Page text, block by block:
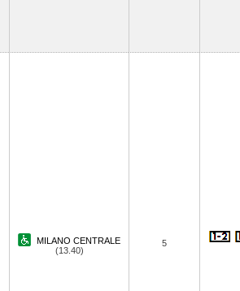
MILANO CENTRALE
(13.40)
5